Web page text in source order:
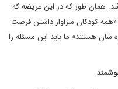
همان طور که در این عریضه که
کودکان سزاوار داشتن فرصت
شان هستند» ما باید این مسئله را